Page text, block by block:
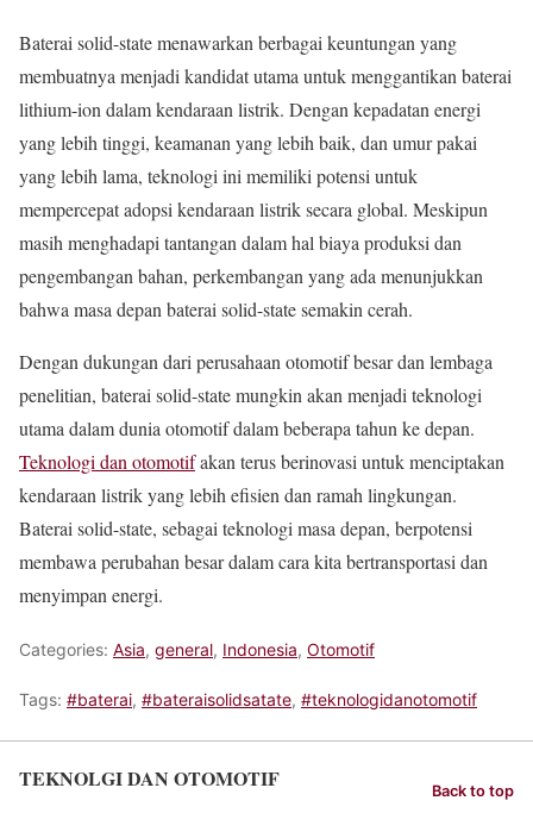
Baterai solid-state menawarkan berbagai keuntungan yang
membuatnya menjadi kandidat utama untuk menggantikan baterai
lithium-ion dalam kendaraan listrik. Dengan kepadatan energi
yang lebih tinggi, keamanan yang lebih baik, dan umur pakai
yang lebih lama, teknologi ini memiliki potensi untuk
mempercepat adopsi kendaraan listrik secara global. Meskipun
masih menghadapi tantangan dalam hal biaya produksi dan
pengembangan bahan, perkembangan yang ada menunjukkan
bahwa masa depan baterai solid-state semakin cerah.
Dengan dukungan dari perusahaan otomotif besar dan lembaga
penelitian, baterai solid-state mungkin akan menjadi teknologi
utama dalam dunia otomotif dalam beberapa tahun ke depan.
Teknologi dan otomotifakan terus berinovasi untuk menciptakan
kendaraan listrik yang lebih efisien dan ramah lingkungan.
Baterai solid-state, sebagai teknologi masa depan, berpotensi
membawa perubahan besar dalam cara kita bertransportasi dan
menyimpan energi.
Categories: Asia, general, Indonesia, Otomotif
Tags: #baterai, #bateraisolidsatate, #teknologidanotomotif
TEKNOLGI DAN OTOMOTIF Back to top